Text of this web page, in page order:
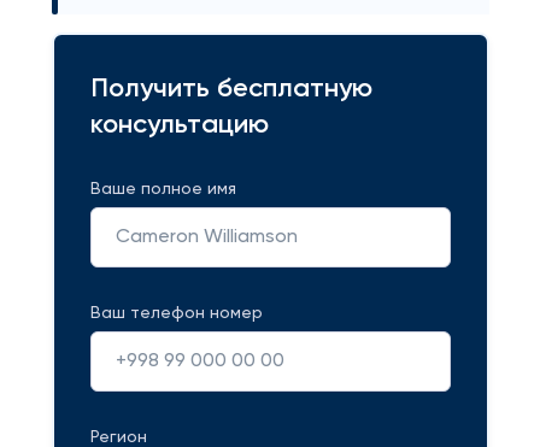
Получить бесплатную
консультацию
Ваше полное имя
Ваш телефон номер
Регион